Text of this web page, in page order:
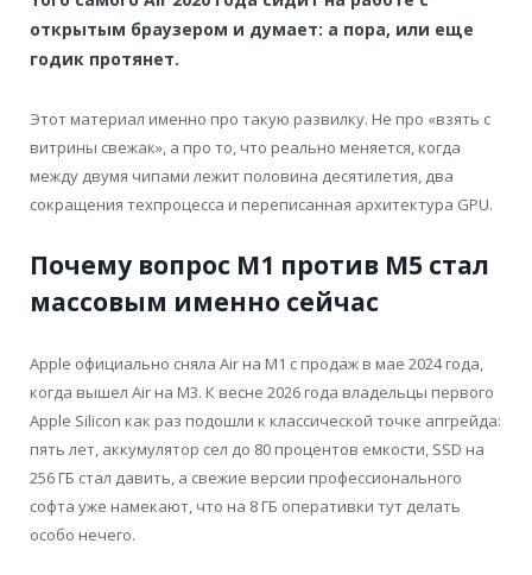
открытым браузером и думает: а пора, или еще
годик протянет.
Этот материал именно про такую развилку. Не про «взять с
витрины свежак», а про то, что реально меняется, когда
между двумя чипами лежит половина десятилетия, два
сокращения техпроцесса и переписанная архитектура GPU.
Почему вопрос M1 против M5 стал
массовым именно сейчас
Apple официально сняла Air на M1 с продаж в мае 2024 года,
когда вышел Air на M3. К весне 2026 года владельцы первого
Apple Silicon как раз подошли к классической точке апгрейда:
пять лет, аккумулятор сел до 80 процентов емкости, SSD на
256 ГБ стал давить, а свежие версии профессионального
софта уже намекают, что на 8 ГБ оперативки тут делать
особо нечего.